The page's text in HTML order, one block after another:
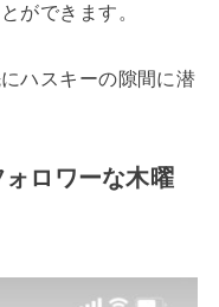
ができます。
ハスキーの隙間に潜
ロワーな木曜